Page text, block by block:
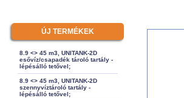
ÚJ TERMÉKEK
8.9 <> 45 m3, UNITANK-2D
esővíz/csapadék tároló tartály -
lépésálló tetővel;
8.9 <> 45 m3, UNITANK-2D
szennyvíztároló tartály -
lépésálló tetővel;